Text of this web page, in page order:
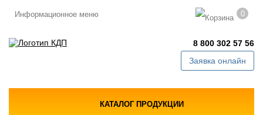
Информационное меню 0
8 800 302 57 56
Заявка онлайн
КАТАЛОГ ПРОДУКЦИИ